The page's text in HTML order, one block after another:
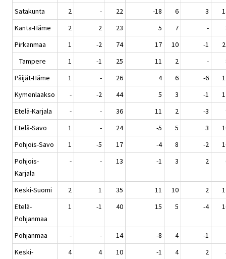
Satakunta
2 - 22 -18 6 3
Kanta-Häme
2 2 23 5 7 -
Pirkanmaa
1 -2 74 17 10 -1
Tampere
1 -1 25 11 2 -
Päijät-Häme
1 - 26 4 6 -6
Kymenlaakso
- -2 44 5 3 -1
Etelä-Karjala
- - 36 11 2 -3
Etelä-Savo
1 - 24 -5 5 3
Pohjois-Savo
1 -5 17 -4 8 -2
Pohjois-
Karjala
- - 13 -1 3 2
Keski-Suomi 2 1 35 11 10 2
Etelä-
Pohjanmaa
1 -1 40 15 5 -4
Pohjanmaa - - 14 -8 4 -1
Keski-
4 4 10 -1 4 2